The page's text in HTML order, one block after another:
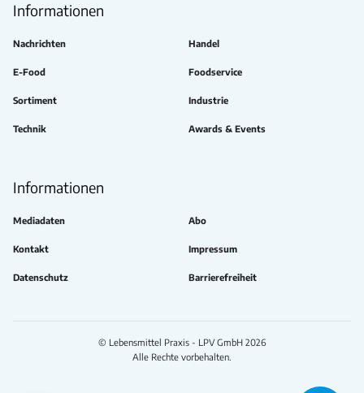
Informationen
Nachrichten Handel
E-Food Foodservice
Sortiment Industrie
Technik Awards & Events
Informationen
Mediadaten Abo
Kontakt Impressum
Datenschutz Barrierefreiheit
© Lebensmittel Praxis - LPV GmbH 2026
Alle Rechte vorbehalten.